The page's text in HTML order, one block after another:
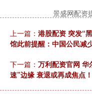
景盛网配资
上一篇： 港股配资 突发“
馆此前提醒：中国公民减
下一篇： 万利配资官网 华
速”边缘 衰退或再成焦点！